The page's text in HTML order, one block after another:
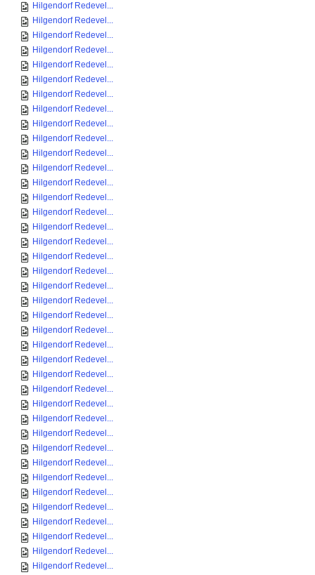
Hilgendorf Redevel...
Hilgendorf Redevel...
Hilgendorf Redevel...
Hilgendorf Redevel...
Hilgendorf Redevel...
Hilgendorf Redevel...
Hilgendorf Redevel...
Hilgendorf Redevel...
Hilgendorf Redevel...
Hilgendorf Redevel...
Hilgendorf Redevel...
Hilgendorf Redevel...
Hilgendorf Redevel...
Hilgendorf Redevel...
Hilgendorf Redevel...
Hilgendorf Redevel...
Hilgendorf Redevel...
Hilgendorf Redevel...
Hilgendorf Redevel...
Hilgendorf Redevel...
Hilgendorf Redevel...
Hilgendorf Redevel...
Hilgendorf Redevel...
Hilgendorf Redevel...
Hilgendorf Redevel...
Hilgendorf Redevel...
Hilgendorf Redevel...
Hilgendorf Redevel...
Hilgendorf Redevel...
Hilgendorf Redevel...
Hilgendorf Redevel...
Hilgendorf Redevel...
Hilgendorf Redevel...
Hilgendorf Redevel...
Hilgendorf Redevel...
Hilgendorf Redevel...
Hilgendorf Redevel...
Hilgendorf Redevel...
Hilgendorf Redevel...